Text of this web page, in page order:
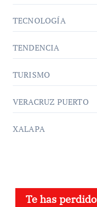
TECNOLOGÍA
TENDENCIA
TURISMO
VERACRUZ PUERTO
XALAPA
Te has perdido